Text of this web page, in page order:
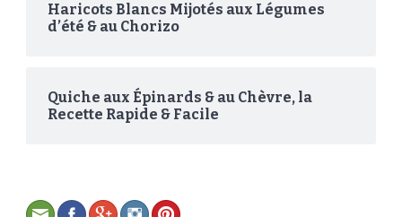
Haricots Blancs Mijotés aux Légumes
d’été & au Chorizo
Quiche aux Épinards & au Chèvre, la
Recette Rapide & Facile